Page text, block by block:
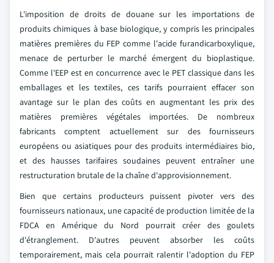
L'imposition de droits de douane sur les importations de
produits chimiques à base biologique, y compris les principales
matières premières du FEP comme l'acide furandicarboxylique,
menace de perturber le marché émergent du bioplastique.
Comme l'EEP est en concurrence avec le PET classique dans les
emballages et les textiles, ces tarifs pourraient effacer son
avantage sur le plan des coûts en augmentant les prix des
matières premières végétales importées. De nombreux
fabricants comptent actuellement sur des fournisseurs
européens ou asiatiques pour des produits intermédiaires bio,
et des hausses tarifaires soudaines peuvent entraîner une
restructuration brutale de la chaîne d'approvisionnement.
Bien que certains producteurs puissent pivoter vers des
fournisseurs nationaux, une capacité de production limitée de la
FDCA en Amérique du Nord pourrait créer des goulets
d'étranglement. D'autres peuvent absorber les coûts
temporairement, mais cela pourrait ralentir l'adoption du FEP